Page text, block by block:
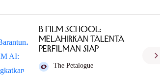
B Film School:
Melahirkan Talenta
Perfilman Siap
The Petalogue